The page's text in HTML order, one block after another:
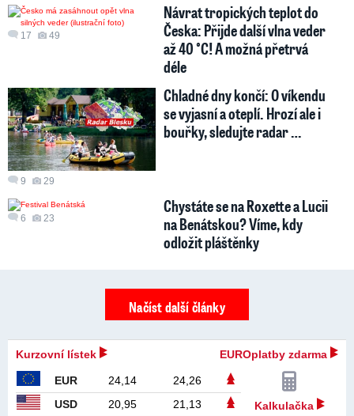
17 49
Návrat tropických teplot do
Česka: Přijde další vlna veder
až 40 °C! A možná přetrvá
déle
9 29
Chladné dny končí: O víkendu
se vyjasní a oteplí. Hrozí ale i
bouřky, sledujte radar …
6 23
Chystáte se na Roxette a Lucii
na Benátskou? Víme, kdy
odložit pláštěnky
Načíst další články
Kurzovní lístek EUROplatby zdarma
EUR 24,14
24,26
USD
20,95 21,13 Kalkulačka